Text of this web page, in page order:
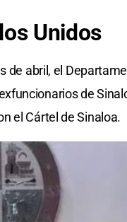
Unidos
de abril, el
de
el Cártel de Sinaloa.